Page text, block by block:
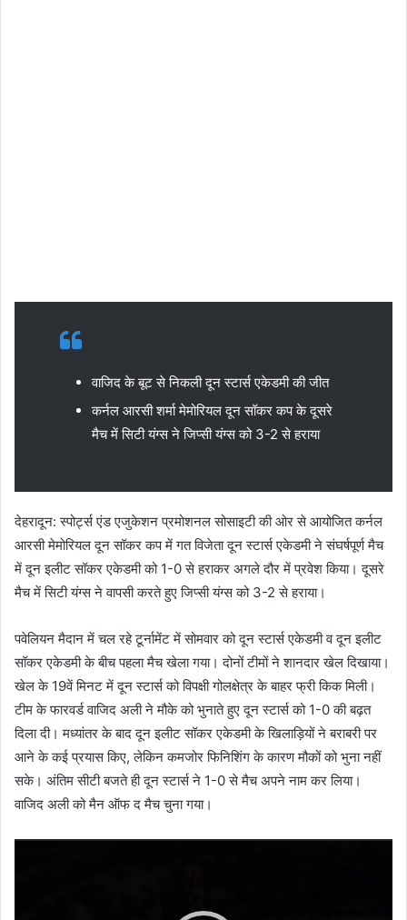
वाजिद के बूट से निकली दून स्टार्स एकेडमी की जीत
कर्नल आरसी शर्मा मेमोरियल दून सॉकर कप के दूसरे
मैच में सिटी यंग्स ने जिप्सी यंग्स को 3-2 से हराया
देहरादून: स्पोर्ट्स एंड एजुकेशन प्रमोशनल सोसाइटी की ओर से आयोजित कर्नल
आरसी मेमोरियल दून सॉकर कप में गत विजेता दून स्टार्स एकेडमी ने संघर्षपूर्ण मैच
में दून इलीट सॉकर एकेडमी को 1-0 से हराकर अगले दौर में प्रवेश किया। दूसरे
मैच में सिटी यंग्स ने वापसी करते हुए जिप्सी यंग्स को 3-2 से हराया।
पवेलियन मैदान में चल रहे टूर्नामेंट में सोमवार को दून स्टार्स एकेडमी व दून इलीट
सॉकर एकेडमी के बीच पहला मैच खेला गया। दोनों टीमों ने शानदार खेल दिखाया।
खेल के 19वें मिनट में दून स्टार्स को विपक्षी गोलक्षेत्र के बाहर फ्री किक मिली।
टीम के फारवर्ड वाजिद अली ने मौके को भुनाते हुए दून स्टार्स को 1-0 की बढ़त
दिला दी। मध्यांतर के बाद दून इलीट सॉकर एकेडमी के खिलाड़ियों ने बराबरी पर
आने के कई प्रयास किए, लेकिन कमजोर फिनिशिंग के कारण मौकों को भुना नहीं
सके। अंतिम सीटी बजते ही दून स्टार्स ने 1-0 से मैच अपने नाम कर लिया।
वाजिद अली को मैन ऑफ द मैच चुना गया।